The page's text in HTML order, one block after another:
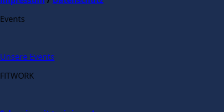
Events
Unsere Events
FITWORK